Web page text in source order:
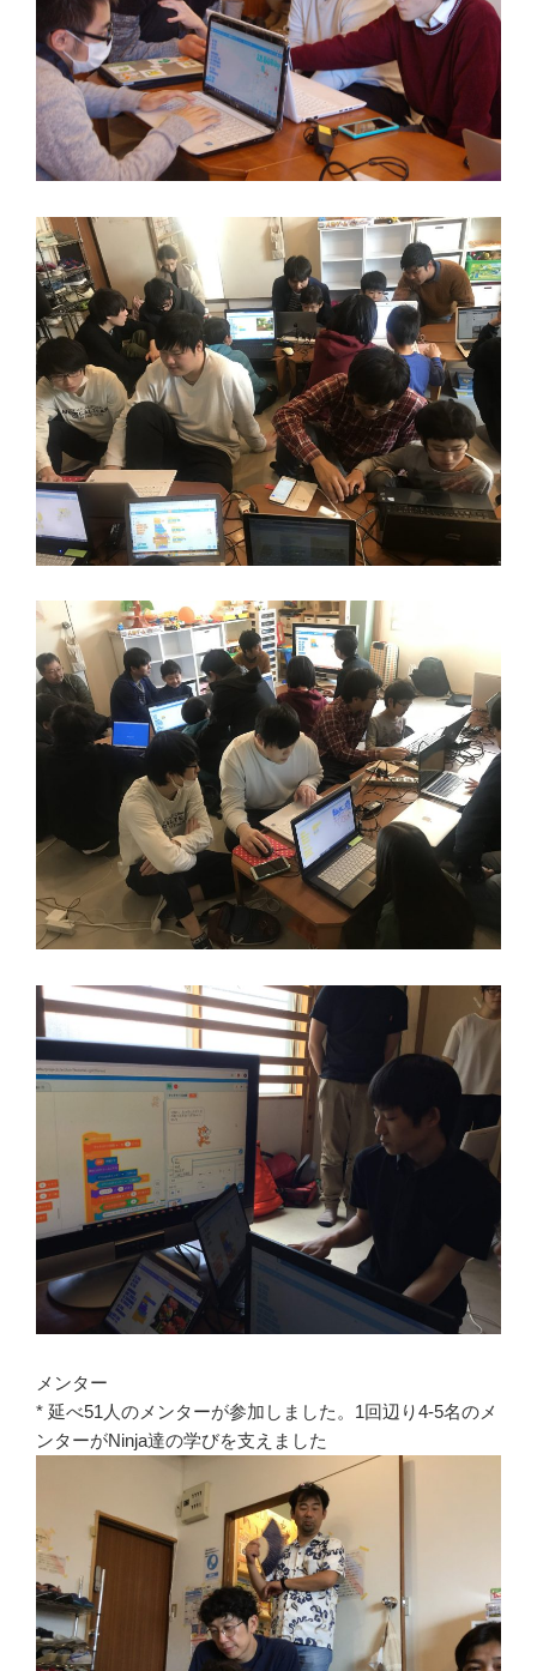
メンター
* 延べ51人のメンターが参加しました。1回辺り4-5名のメ
ンターがNinja達の学びを支えました